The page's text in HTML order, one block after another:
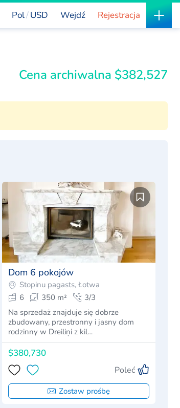
Pol USD Wejdź Rejestracja
Cena archiwalna $382,527
Dom 6 pokojów
Stopinu pagasts, Łotwa
6
350 m²
3/3
Na sprzedaż znajduje się dobrze
zbudowany, przestronny i jasny dom
rodzinny w Dreiliņi z kil…
$380,730
Poleć
Zostaw prośbę